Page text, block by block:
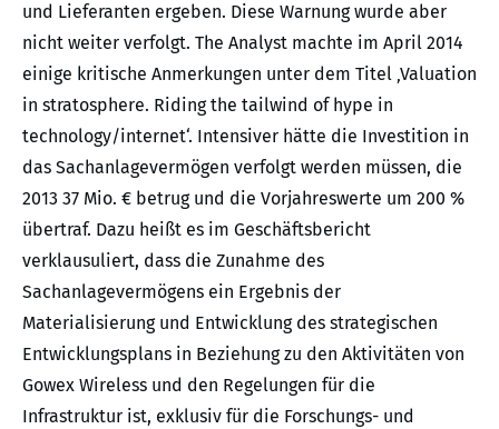
und Lieferanten ergeben. Diese Warnung wurde aber
nicht weiter verfolgt. The Analyst machte im April 2014
einige kritische Anmerkungen unter dem Titel ‚Valuation
in stratosphere. Riding the tailwind of hype in
technology/internet‘. Intensiver hätte die Investition in
das Sachanlagevermögen verfolgt werden müssen, die
2013 37 Mio. € betrug und die Vorjahreswerte um 200 %
übertraf. Dazu heißt es im Geschäftsbericht
verklausuliert, dass die Zunahme des
Sachanlagevermögens ein Ergebnis der
Materialisierung und Entwicklung des strategischen
Entwicklungsplans in Beziehung zu den Aktivitäten von
Gowex Wireless und den Regelungen für die
Infrastruktur ist, exklusiv für die Forschungs- und